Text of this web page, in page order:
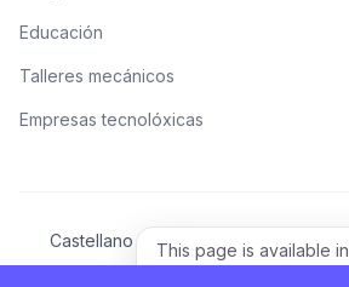
This page is available in
English.
Educación
Talleres mecánicos
Empresas tecnolóxicas
Castellano Català Valencià